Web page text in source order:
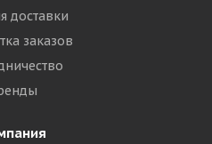
доставки
заказов